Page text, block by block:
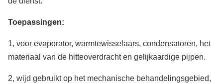
Toepassingen:
1, voor evaporator, warmtewisselaars, condensatoren, het
materiaal van de hitteoverdracht en gelijkaardige pijpen.
2, wijd gebruikt op het mechanische behandelingsgebied,